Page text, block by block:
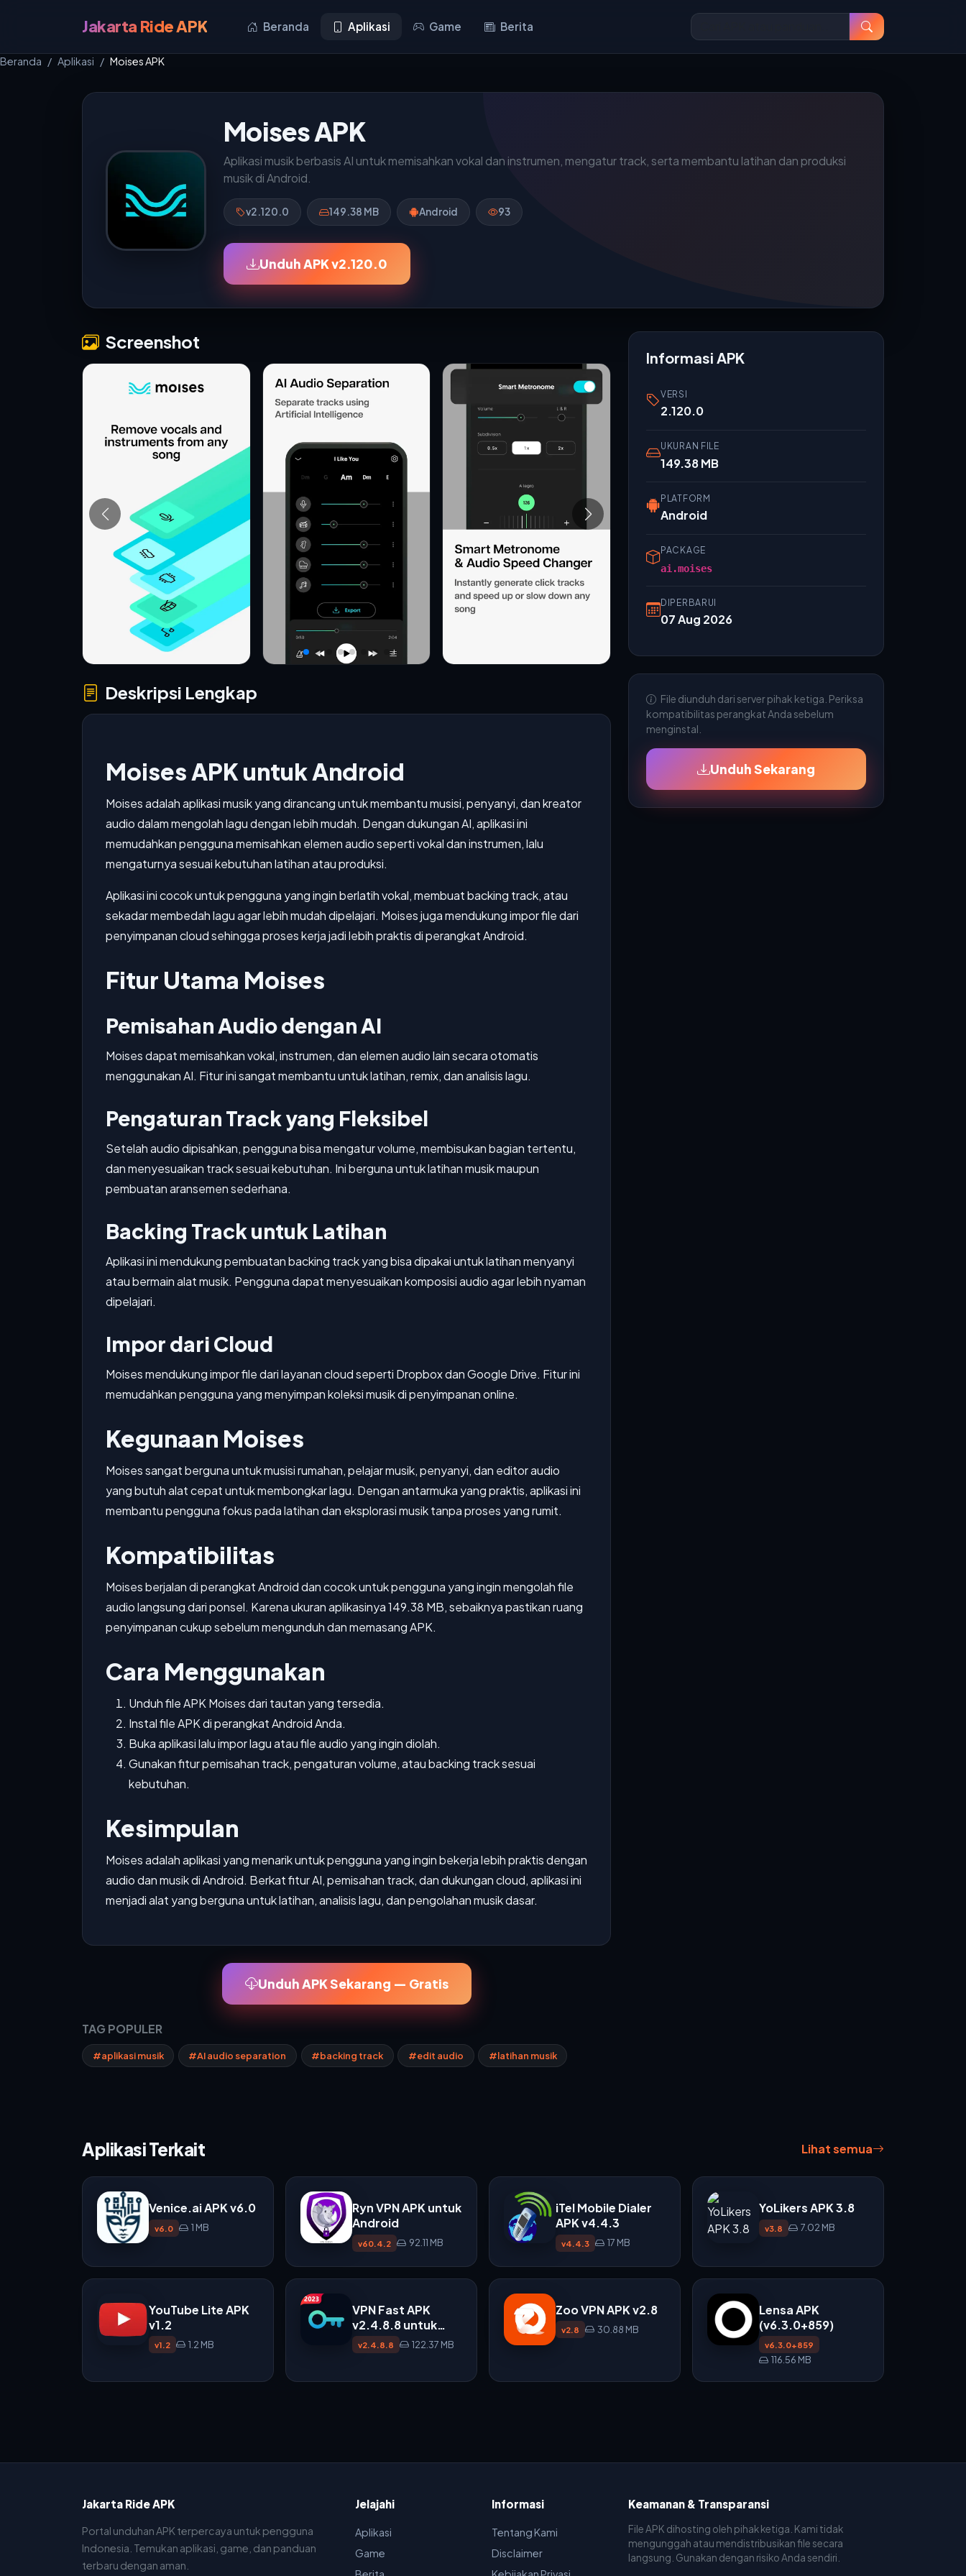
Jakarta Ride APK Beranda Aplikasi Game Berita
Beranda Aplikasi Moises APK
Moises APK
Aplikasi musik berbasis AI untuk memisahkan vokal dan instrumen, mengatur track, serta membantu latihan dan produksi
musik di Android.
v2.120.0 149.38 MB Android 93
Unduh APK v2.120.0
Screenshot
Deskripsi Lengkap
Moises APK untuk Android
Moises adalah aplikasi musik yang dirancang untuk membantu musisi, penyanyi, dan kreator
audio dalam mengolah lagu dengan lebih mudah. Dengan dukungan AI, aplikasi ini
memudahkan pengguna memisahkan elemen audio seperti vokal dan instrumen, lalu
mengaturnya sesuai kebutuhan latihan atau produksi.
Aplikasi ini cocok untuk pengguna yang ingin berlatih vokal, membuat backing track, atau
sekadar membedah lagu agar lebih mudah dipelajari. Moises juga mendukung impor file dari
penyimpanan cloud sehingga proses kerja jadi lebih praktis di perangkat Android.
Fitur Utama Moises
Pemisahan Audio dengan AI
Moises dapat memisahkan vokal, instrumen, dan elemen audio lain secara otomatis
menggunakan AI. Fitur ini sangat membantu untuk latihan, remix, dan analisis lagu.
Pengaturan Track yang Fleksibel
Setelah audio dipisahkan, pengguna bisa mengatur volume, membisukan bagian tertentu,
dan menyesuaikan track sesuai kebutuhan. Ini berguna untuk latihan musik maupun
pembuatan aransemen sederhana.
Backing Track untuk Latihan
Aplikasi ini mendukung pembuatan backing track yang bisa dipakai untuk latihan menyanyi
atau bermain alat musik. Pengguna dapat menyesuaikan komposisi audio agar lebih nyaman
dipelajari.
Impor dari Cloud
Moises mendukung impor file dari layanan cloud seperti Dropbox dan Google Drive. Fitur ini
memudahkan pengguna yang menyimpan koleksi musik di penyimpanan online.
Kegunaan Moises
Moises sangat berguna untuk musisi rumahan, pelajar musik, penyanyi, dan editor audio
yang butuh alat cepat untuk membongkar lagu. Dengan antarmuka yang praktis, aplikasi ini
membantu pengguna fokus pada latihan dan eksplorasi musik tanpa proses yang rumit.
Kompatibilitas
Moises berjalan di perangkat Android dan cocok untuk pengguna yang ingin mengolah file
audio langsung dari ponsel. Karena ukuran aplikasinya 149.38 MB, sebaiknya pastikan ruang
penyimpanan cukup sebelum mengunduh dan memasang APK.
Cara Menggunakan
Unduh file APK Moises dari tautan yang tersedia.
Instal file APK di perangkat Android Anda.
Buka aplikasi lalu impor lagu atau file audio yang ingin diolah.
Gunakan fitur pemisahan track, pengaturan volume, atau backing track sesuai
kebutuhan.
Kesimpulan
Moises adalah aplikasi yang menarik untuk pengguna yang ingin bekerja lebih praktis dengan
audio dan musik di Android. Berkat fitur AI, pemisahan track, dan dukungan cloud, aplikasi ini
menjadi alat yang berguna untuk latihan, analisis lagu, dan pengolahan musik dasar.
Unduh APK Sekarang — Gratis
TAG POPULER
#aplikasi musik #AI audio separation #backing track #edit audio #latihan musik
Informasi APK
VERSI
2.120.0
UKURAN FILE
149.38 MB
PLATFORM
Android
PACKAGE
ai.moises
DIPERBARUI
07 Aug 2026
File diunduh dari server pihak ketiga. Periksa
kompatibilitas perangkat Anda sebelum
menginstal.
Unduh Sekarang
Aplikasi Terkait Lihat semua
Venice.ai APK v6.0
v6.0 1 MB
Ryn VPN APK untuk
Android
v60.4.2 92.11 MB
iTel Mobile Dialer
APK v4.4.3
v4.4.3 17 MB
YoLikers APK 3.8
v3.8 7.02 MB
YouTube Lite APK
v1.2
v1.2 1.2 MB
VPN Fast APK
v2.4.8.8 untuk
Android
v2.4.8.8 122.37 MB
Zoo VPN APK v2.8
v2.8 30.88 MB
Lensa APK
(v6.3.0+859)
v6.3.0+859
116.56 MB
Jakarta Ride APK
Portal unduhan APK terpercaya untuk pengguna
Indonesia. Temukan aplikasi, game, dan panduan
terbaru dengan aman.
Jelajahi
Aplikasi
Game
Informasi
Tentang Kami
Disclaimer
Keamanan & Transparansi
File APK dihosting oleh pihak ketiga. Kami tidak
mengunggah atau mendistribusikan file secara
langsung. Gunakan dengan risiko Anda sendiri.